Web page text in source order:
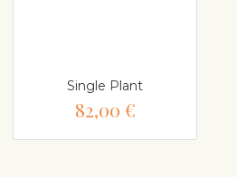
Single Plant
82,00 €